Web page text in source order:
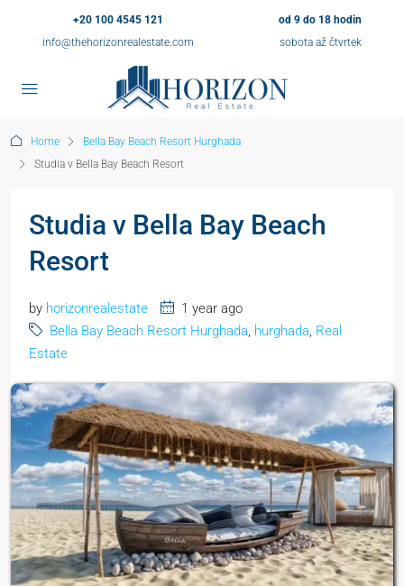
+20 100 4545 121
info@thehorizonrealestate.com
od 9 do 18 hodin
sobota až čtvrtek
Home
Bella Bay Beach Resort Hurghada
Studia v Bella Bay Beach Resort
Studia v Bella Bay Beach
Resort
by horizonrealestate
1 year ago
Bella Bay Beach Resort Hurghada, hurghada, Real
Estate